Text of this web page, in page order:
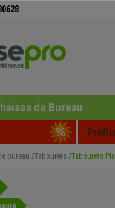
de Bureau
bureau Tabourets Tabourets